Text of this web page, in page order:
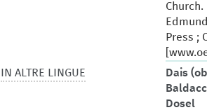
Church.
Press ;
IN ALTRE LINGUE
Dais
Dosel